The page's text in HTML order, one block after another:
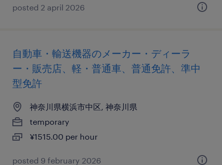
posted 2 april 2026
自動車・輸送機器のメーカー・ディーラ
ー・販売店、軽・普通車、普通免許、準中
型免許
神奈川県横浜市中区, 神奈川県
temporary
¥1515.00 per hour
posted 9 february 2026